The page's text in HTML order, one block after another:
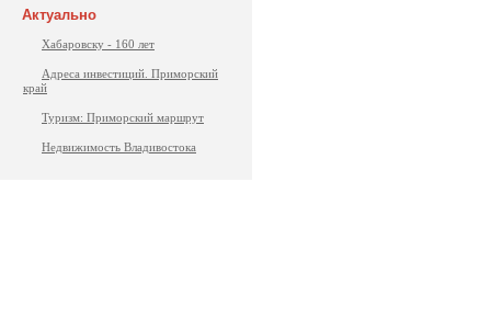
Актуально
Хабаровску - 160 лет
Адреса инвестиций. Приморский
край
Туризм: Приморский маршрут
Недвижимость Владивостока